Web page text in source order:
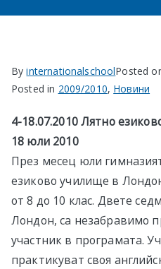
ByinternationalschoolPosted
Posted in 2009/2010, Новини
4-18.07.2010 Лятно
18 юли 2010
През месец юли
езиково училище в
от 8 до 10 клас. Двете
Лондон, са незабравимо
участник в програмата.
практикуват своя